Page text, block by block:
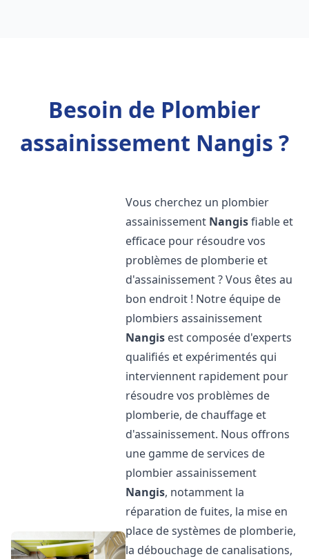
Besoin de Plombier
assainissement Nangis ?
Vous cherchez un plombier
assainissement Nangisfiable et
efficace pour résoudre vos
problèmes de plomberie et
d'assainissement ? Vous êtes au
bon endroit ! Notre équipe de
plombiers assainissement
Nangis est composée d'experts
qualifiés et expérimentés qui
interviennent rapidement pour
résoudre vos problèmes de
plomberie, de chauffage et
d'assainissement. Nous offrons
une gamme de services de
plombier assainissement
Nangis, notamment la
réparation de fuites, la mise en
place de systèmes de plomberie,
la débouchage de canalisations,